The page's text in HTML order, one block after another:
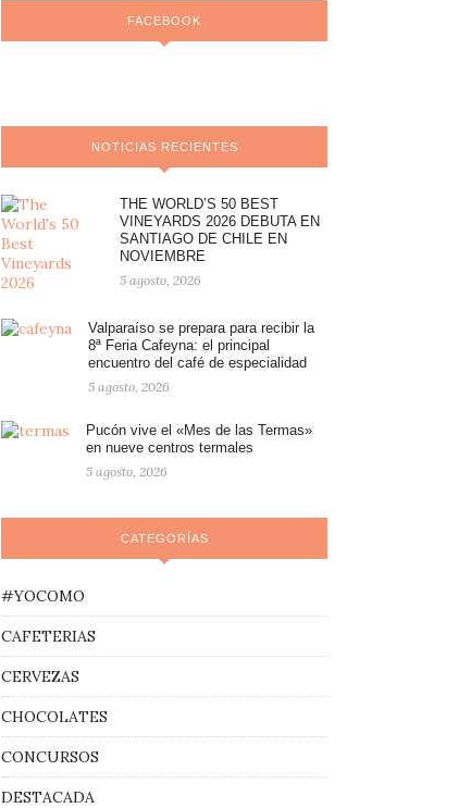
FACEBOOK
NOTICIAS RECIENTES
THE WORLD’S 50 BEST
VINEYARDS 2026 DEBUTA EN
SANTIAGO DE CHILE EN
NOVIEMBRE
5 agosto, 2026
Valparaíso se prepara para recibir la
8ª Feria Cafeyna: el principal
encuentro del café de especialidad
5 agosto, 2026
Pucón vive el «Mes de las Termas»
en nueve centros termales
5 agosto, 2026
CATEGORÍAS
#YOCOMO
CAFETERIAS
CERVEZAS
CHOCOLATES
CONCURSOS
DESTACADA